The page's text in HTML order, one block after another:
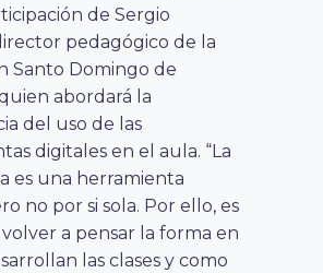
de Sergio
pedagógico de la
Santo Domingo de
abordará la
del uso de las
digitales en el aula. “La
es una herramienta
no por si sola. Por ello, es
a pensar la forma en
las clases y como